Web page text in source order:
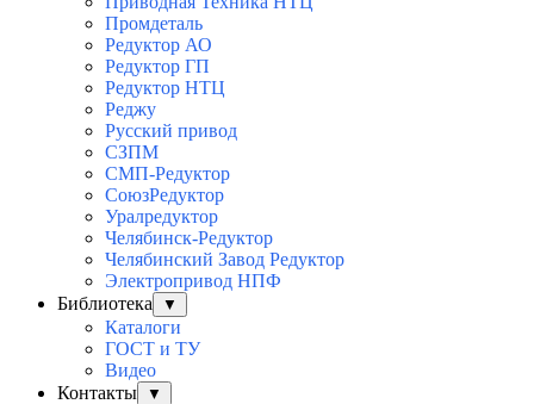
Промдеталь
Редуктор АО
Редуктор ГП
Редуктор НТЦ
Реджу
Русский привод
СЗПМ
СМП-Редуктор
СоюзРедуктор
Уралредуктор
Челябинск-Редуктор
Челябинский Завод Редуктор
Электропривод НПФ
Библиотека
▼
Каталоги
ГОСТ и ТУ
Видео
Контакты
▼